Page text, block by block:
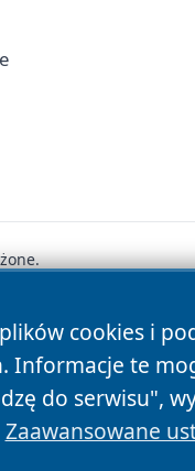
cookies i
Informacje te
do serwisu",
Zaawansowane